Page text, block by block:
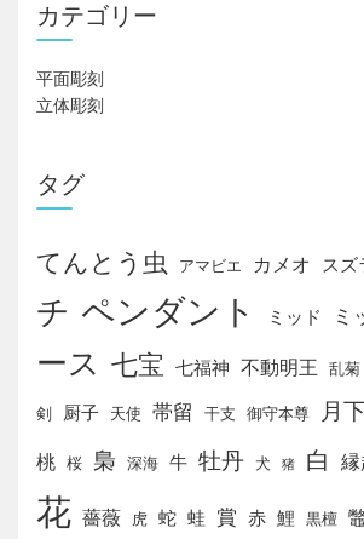
ゲ
ー
ョ
ン
カテゴリー
平面彫刻
立体彫刻
タグ
てんとう虫 アマビエ カメオ スズ
チ ペンダント ミッド ミ
ース 七宝 七福神 不動明王 乱菊
剣 厨子 天使 帯留 干支 御守本尊 月
桃 桜 梟 深海 牛 牡丹 犬 猪 白
花 薔薇 虎 蛇 蛙 賞 赤 鯉 黒檀